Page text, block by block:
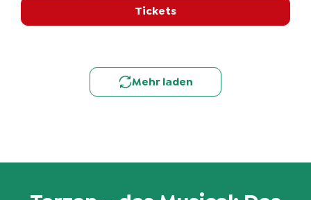
Tickets
Mehr laden